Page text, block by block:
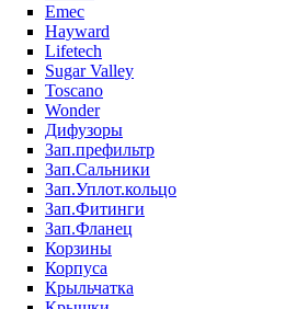
Emec
Hayward
Lifetech
Sugar Valley
Toscano
Wonder
Дифузоры
Зап.префильтр
Зап.Сальники
Зап.Уплот.кольцо
Зап.Фитинги
Зап.Фланец
Корзины
Корпуcа
Крыльчатка